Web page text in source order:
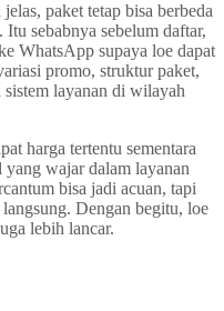
paket tetap bisa berbeda
sebabnya sebelum daftar,
WhatsApp supaya loe dapat
promo, struktur paket,
sistem layanan di wilayah
harga tertentu sementara
wajar dalam layanan
bisa jadi acuan, tapi
Dengan begitu, loe
lebih lancar.